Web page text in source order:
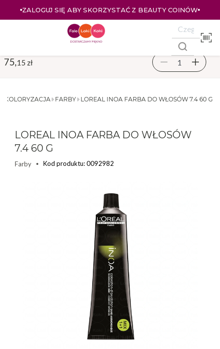
ZALOGUJ SIĘ ABY SKORZYSTAĆ Z BEAUTY COINÓW
LOREAL INOA FARBA DO WŁOSÓW 7.4 60 G
FARBY
KOLORYZACJA
LOREAL INOA FARBA DO WŁOSÓW
7.4 60 G
Farby Kod produktu: 0092982
75, 15 zł